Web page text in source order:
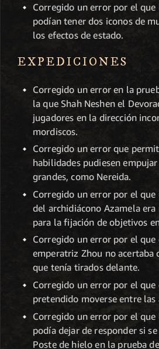
Corregido un error por el que
podían tener dos iconos de
los efectos de estado.
EXPEDICIONES
Corregido un error en la
la que Shah Neshen el
jugadores en la dirección
mordiscos.
Corregido un error que
habilidades pudiesen
grandes, como Nereida.
Corregido un error por el que
del archidiácono Azamela
para la fijación de objetivos
Corregido un error por el
emperatriz Zhou no acertaba
que tenía tirados delante.
Corregido un error por el
pretendido moverse entre las
Corregido un error por el
podía dejar de responder si
Poste de hielo en la prueba